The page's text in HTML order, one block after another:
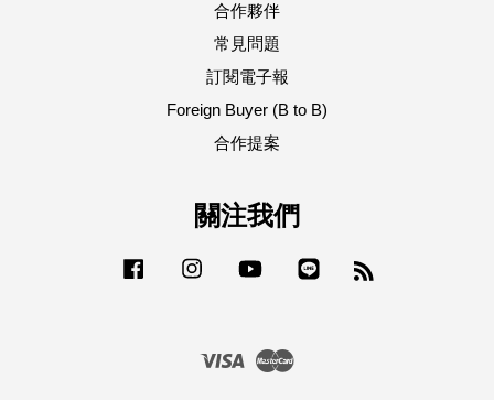
合作夥伴
常見問題
訂閱電子報
Foreign Buyer (B to B)
合作提案
關注我們
Facebook Instagram YouTube
Visa